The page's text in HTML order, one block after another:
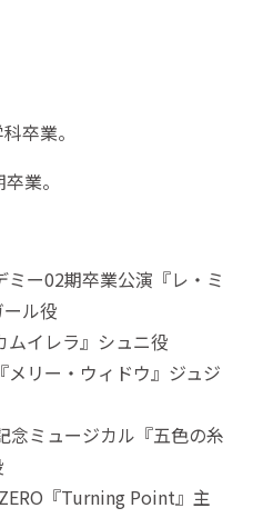
卒業。
業。
ー02期卒業公演『レ・ミ
ル役
イレラ』シュニ役
リー・ウィドウ』ジュジ
ミュージカル『五色の糸
『Turning Point』主